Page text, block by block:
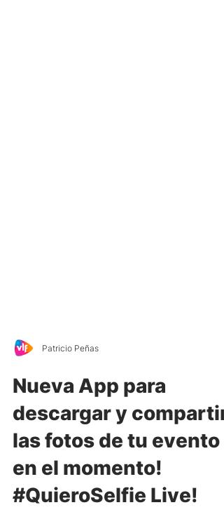
Patricio Peñas
Nueva App para
descargar y compartir